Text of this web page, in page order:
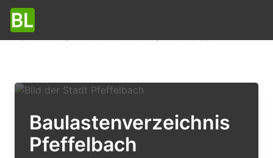
Baulastenverzeichnis
Pfeffelbach